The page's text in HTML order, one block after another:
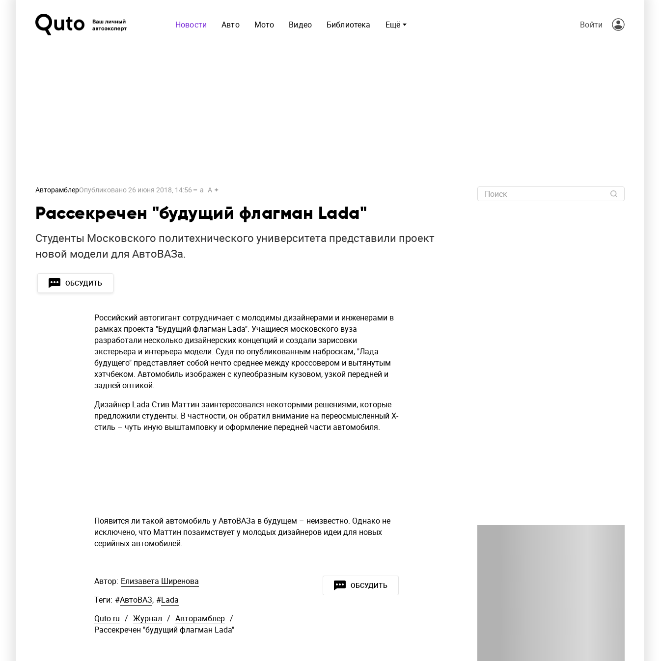
Ещё
Новости Авто Мото Видео Библиотека Войти
АвторамблерОпубликовано26 июня 2018, 14:56 a A
Рассекречен "будущий флагман Lada"
Студенты Московского политехнического университета представили проект
новой модели для АвтоВАЗа.
ОБСУДИТЬ
Российский автогигант сотрудничает с молодимы дизайнерами и инженерами в
рамках проекта "Будущий флагман Lada". Учащиеся московского вуза
разработали несколько дизайнерских концепций и создали зарисовки
экстерьера и интерьера модели. Судя по опубликованным наброскам, "Лада
будущего" представляет собой нечто среднее между кроссовером и вытянутым
хэтчбеком. Автомобиль изображен с купеобразным кузовом, узкой передней и
задней оптикой.
Дизайнер Lada Стив Маттин заинтересовался некоторыми решениями, которые
предложили студенты. В частности, он обратил внимание на переосмысленный Х-
стиль – чуть иную выштамповку и оформление передней части автомобиля.
Появится ли такой автомобиль у АвтоВАЗа в будущем – неизвестно. Однако не
исключено, что Маттин позаимствует у молодых дизайнеров идеи для новых
серийных автомобилей.
ОБСУДИТЬ
Автор: Елизавета Ширенова
Теги: #АвтоВАЗ, #Lada
Quto.ru / Журнал / Авторамблер /
Рассекречен "будущий флагман Lada"